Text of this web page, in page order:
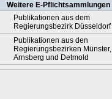
Weitere E-Pflichtsammlungen
Publikationen aus dem
Regierungsbezirk Düsseldorf
Publikationen aus den
Regierungsbezirken Münster,
Arnsberg und Detmold